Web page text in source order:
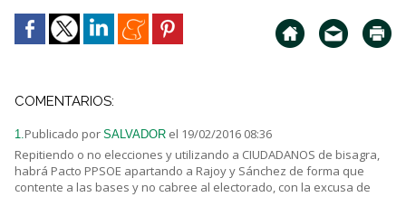
COMENTARIOS:
1.Publicado por SALVADOR el 19/02/2016 08:36
Repitiendo o no elecciones y utilizando a CIUDADANOS de bisagra,
habrá Pacto PPSOE apartando a Rajoy y Sánchez de forma que
contente a las bases y no cabree al electorado, con la excusa de